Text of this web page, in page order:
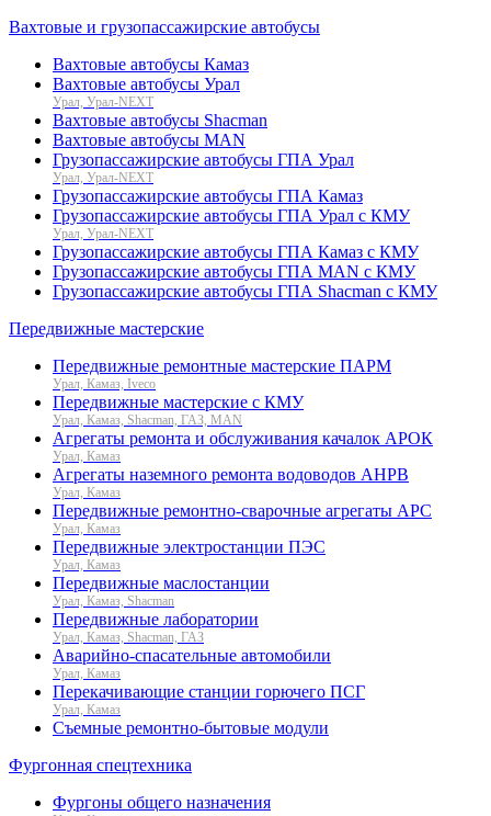
Вахтовые и грузопассажирские автобусы
Вахтовые автобусы Камаз
Вахтовые автобусы Урал
Урал, Урал-NEXT
Вахтовые автобусы Shacman
Вахтовые автобусы MAN
Грузопассажирские автобусы ГПА Урал
Урал, Урал-NEXT
Грузопассажирские автобусы ГПА Камаз
Грузопассажирские автобусы ГПА Урал с КМУ
Урал, Урал-NEXT
Грузопассажирские автобусы ГПА Камаз с КМУ
Грузопассажирские автобусы ГПА MAN с КМУ
Грузопассажирские автобусы ГПА Shacman с КМУ
Передвижные мастерские
Передвижные ремонтные мастерские ПАРМ
Урал, Камаз, Iveco
Передвижные мастерские с КМУ
Урал, Камаз, Shacman, ГАЗ, MAN
Агрегаты ремонта и обслуживания качалок АРОК
Урал, Камаз
Агрегаты наземного ремонта водоводов АНРВ
Урал, Камаз
Передвижные ремонтно-сварочные агрегаты АРС
Урал, Камаз
Передвижные электростанции ПЭС
Урал, Камаз
Передвижные маслостанции
Урал, Камаз, Shacman
Передвижные лаборатории
Урал, Камаз, Shacman, ГАЗ
Аварийно-спасательные автомобили
Урал, Камаз
Перекачивающие станции горючего ПСГ
Урал, Камаз
Съемные ремонтно-бытовые модули
Фургонная спецтехника
Фургоны общего назначения